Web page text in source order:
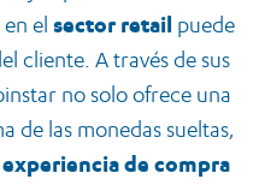
el sector retail puede
cliente. A través de sus
no solo ofrece una
de las monedas sueltas,
de compra